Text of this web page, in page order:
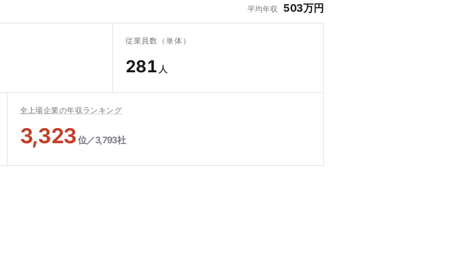
平均年収 503万円
従業員数（単体）
281 人
全上場企業の年収ランキング
3,323位／3,793社